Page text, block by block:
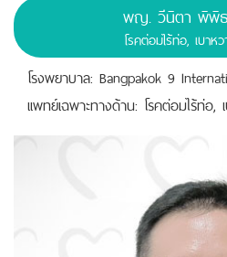
พญ. วีนิตา พิพิ
โรคต่อมไร้ท่อ, เบาห
โรงพยาบาล: Bangpakok 9
เเพทย์เฉพาะทางด้าน: โรคต่อมไร้ท่อ,